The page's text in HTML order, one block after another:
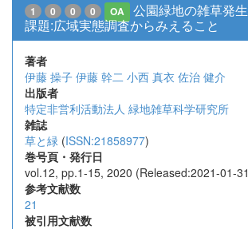
1 0 0 0 OA
公園緑地の雑草発
課題:広域実態調査からみえること
著者
伊藤 操子 伊藤 幹二 小西 真衣 佐治 健介
出版者
特定非営利活動法人 緑地雑草科学研究所
雑誌
草と緑 (ISSN:21858977)
巻号頁・発行日
vol.12, pp.1-15, 2020 (Released:2021-01-
参考文献数
21
被引用文献数